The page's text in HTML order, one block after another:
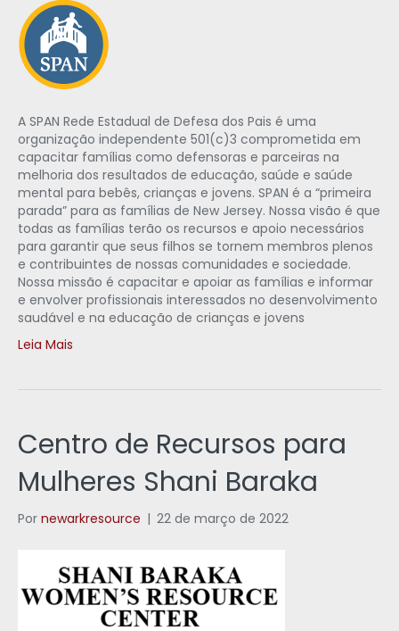
A SPAN Rede Estadual de Defesa dos Pais é uma
organização independente 501(c)3 comprometida em
capacitar famílias como defensoras e parceiras na
melhoria dos resultados de educação, saúde e saúde
mental para bebês, crianças e jovens. SPAN é a “primeira
parada” para as famílias de New Jersey. Nossa visão é que
todas as famílias terão os recursos e apoio necessários
para garantir que seus filhos se tornem membros plenos
e contribuintes de nossas comunidades e sociedade.
Nossa missão é capacitar e apoiar as famílias e informar
e envolver profissionais interessados no desenvolvimento
saudável e na educação de crianças e jovens
Leia Mais
Centro de Recursos para
Mulheres Shani Baraka
Por newarkresource | 22 de março de 2022